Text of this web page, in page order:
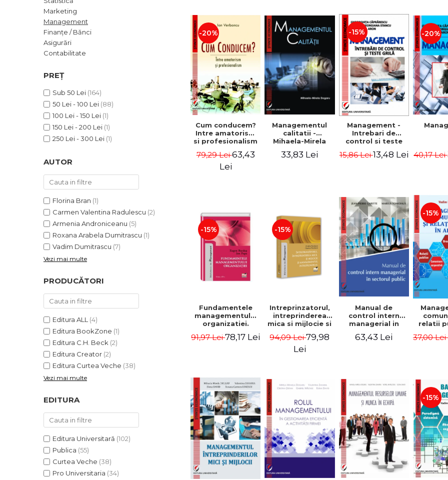
ADMINISTRATIVE
ȘTIINȚE ECONOMICE
ȘTIINȚE EXACTE
EDUCAȚIE FIZICĂ ȘI SPORT
PREUNIVERSITARIA
PACHETE DE STUDIU
PROMOȚIILE LUNII
Cum Cumpăr
Politica de Retur
Formular de Retur
Marketing
Management
Finanțe / Bănci
Asigurări
Contabilitate
PREȚ
Sub 50 Lei (164)
50 Lei - 100 Lei (88)
100 Lei - 150 Lei (1)
150 Lei - 200 Lei (1)
250 Lei - 300 Lei (1)
AUTOR
Florina Bran (1)
Carmen Valentina Radulescu (2)
Armenia Androniceanu (5)
Roxana Arabela Dumitrascu (1)
Vadim Dumitrascu (7)
Vezi mai multe
PRODUCĂTORI
Editura ALL (4)
Editura BookZone (1)
Editura C.H. Beck (2)
Editura Creator (2)
Editura Curtea Veche (38)
Vezi mai multe
EDITURA
Editura Universitară (102)
Publica (55)
Curtea Veche (38)
Pro Universitaria (34)
-20%
Cum conducem?
Intre amatorism
si profesionalism
79,29 Lei63,43
Lei
Managementul
calitatii -
Mihaela-Mirela
33,83 Lei
-15%
Management -
Intrebari de
control si teste
15,86 Lei13,48 Lei
-20%
40,17 Lei
-15%
Fundamentele
managementului
organizatiei.
Eugen Burdus,
91,97 Lei78,17 Lei
-15%
Intreprinzatorul,
intreprinderea
mica si mijlocie si
intreprenorial -
Ovidiu Nicolescu,
94,09 Lei79,98
Lei
Manual de
control intern
managerial in
sectorul public -
Jean-Pierre
63,43 Lei
-15%
relatii
37,00 Lei
-15%